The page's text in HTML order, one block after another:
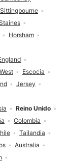
Reino Unido
Colombia
Tailandia
Australia
Escocia
Jersey
Sittingbourne
Horsham